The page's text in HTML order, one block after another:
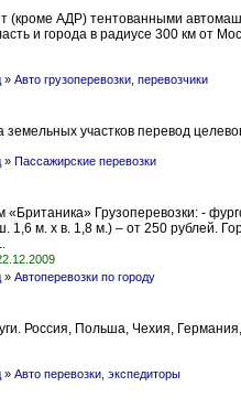
т (кроме АДР) тентованными
и города в радиусе 300 км от
» Авто грузоперевозки, перевозчики
участков перевод
» Пассажирские перевозки
Грузоперевозки: -
1,6 м. х в. 1,8 м.) – от 250 рублей.
» Автоперевозки по городу
Россия, Польша, Чехия,
» Авто перевозки, экспедиторы